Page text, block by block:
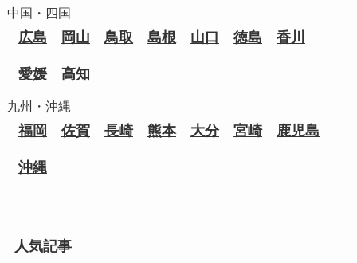
中国・四国
広島 岡山 鳥取 島根 山口 徳島 香川
愛媛 高知
九州・沖縄
福岡 佐賀 長崎 熊本 大分 宮崎 鹿児島
沖縄
人気記事